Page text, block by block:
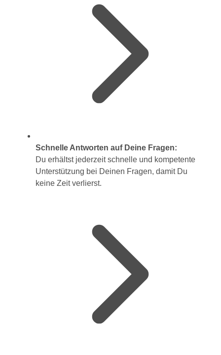
Schnelle Antworten auf Deine Fragen:
Du erhältst jederzeit schnelle und kompetente
Unterstützung bei Deinen Fragen, damit Du
keine Zeit verlierst.